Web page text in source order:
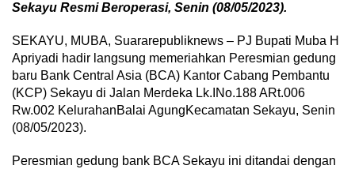
Sekayu Resmi Beroperasi, Senin (08/05/2023).
SEKAYU, MUBA, Suararepubliknews – PJ Bupati Muba H
Apriyadi hadir langsung memeriahkan Peresmian gedung
baru Bank Central Asia (BCA) Kantor Cabang Pembantu
(KCP) Sekayu di Jalan Merdeka Lk.INo.188 ARt.006
Rw.002 KelurahanBalai AgungKecamatan Sekayu, Senin
(08/05/2023).
Peresmian gedung bank BCA Sekayu ini ditandai dengan